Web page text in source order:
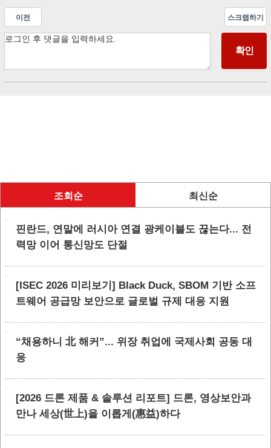
이전 스크랩하기
조회순 최신순
핀란드, 연말에 러시아 연결 광케이블도 끊는다... 전
력망 이어 통신망도 단절
[ISEC 2026 미리보기] Black Duck, SBOM 기반 소프
트웨어 공급망 보안으로 글로벌 규제 대응 지원
“채용하니 北 해커”... 위장 취업에 국제사회 공동 대
응
[2026 드론 제품 & 솔루션 리포트] 드론, 영상보안과
만나 세상(世上)을 이롭게(惠益)하다